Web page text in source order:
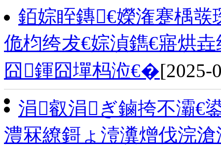
銆婃眰鏄€嬫潅蹇楀
佹枃绔犮€婃湞鐫€寤烘
囧鍕囧墠杩涖€�[2025-
涓叡涓ぎ鏀挎不灞€
澧冧繚鎶ょ潱瀵熷伐浣